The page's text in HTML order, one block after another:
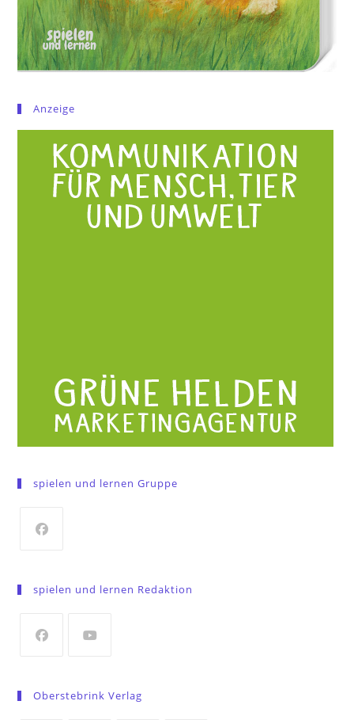
Anzeige
spielen und lernen Gruppe
a
tab
spielen und lernen Redaktion
a
Oberstebrink Verlag